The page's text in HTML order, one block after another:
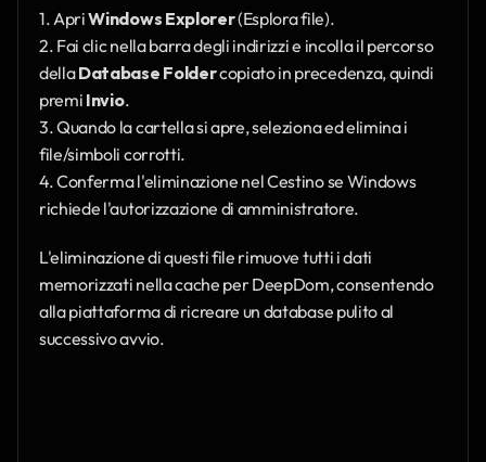
1. Apri Windows Explorer (Esplora file).
2. Fai clic nella barra degli indirizzi e incolla il percorso
della Database Folder copiato in precedenza, quindi
premi Invio.
3. Quando la cartella si apre, seleziona ed elimina i
file/simboli corrotti.
4. Conferma l'eliminazione nel Cestino se Windows
richiede l'autorizzazione di amministratore.
L'eliminazione di questi file rimuove tutti i dati
memorizzati nella cache per DeepDom, consentendo
alla piattaforma di ricreare un database pulito al
successivo avvio.